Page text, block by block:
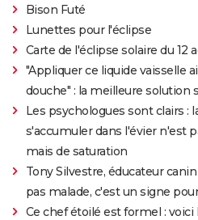
Bison Futé
Lunettes pour l'éclipse
Carte de l'éclipse solaire du 12
"Appliquer ce liquide vaisselle
douche" : la meilleure solution
Les psychologues sont clairs :
s'accumuler dans l'évier n'est
mais de saturation
Tony Silvestre, éducateur
pas malade, c'est un signe
Ce chef étoilé est formel :